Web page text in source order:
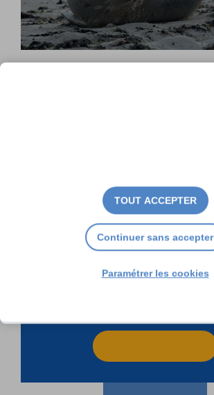
Deux festivals à ne pas
TOUT ACCEPTER
Continuer sans accepter
Paramétrer les cookies